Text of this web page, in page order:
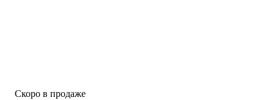
Скоро в продаже